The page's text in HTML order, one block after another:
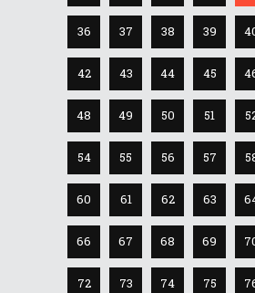
36 37 38 39
42 43 44 45
48 49 50 51
54 55 56 57
60 61 62 63
66 67 68 69
72 73 74 75